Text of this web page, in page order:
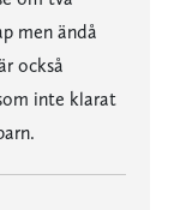
men ändå
också
inte klarat